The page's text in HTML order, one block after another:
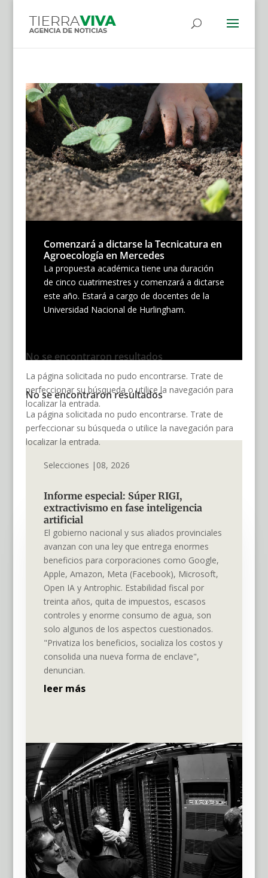
Comenzará a dictarse la Tecnicatura en
Agroecología en Mercedes
La propuesta académica tiene una duración
de cinco cuatrimestres y comenzará a dictarse
este año. Estará a cargo de docentes de la
Universidad Nacional de Hurlingham.
No se encontraron resultados
La página solicitada no pudo encontrarse. Trate de
perfeccionar su búsqueda o utilice la navegación para
localizar la entrada.
No se encontraron resultados
La página solicitada no pudo encontrarse. Trate de
perfeccionar su búsqueda o utilice la navegación para
localizar la entrada.
Selecciones |08, 2026
Informe especial: Súper RIGI,
extractivismo en fase inteligencia
artificial
El gobierno nacional y sus aliados provinciales
avanzan con una ley que entrega enormes
beneficios para corporaciones como Google,
Apple, Amazon, Meta (Facebook), Microsoft,
Open IA y Antrophic. Estabilidad fiscal por
treinta años, quita de impuestos, escasos
controles y enorme consumo de agua, son
solo algunos de los aspectos cuestionados.
"Privatiza los beneficios, socializa los costos y
consolida una nueva forma de enclave",
denuncian.
leer más